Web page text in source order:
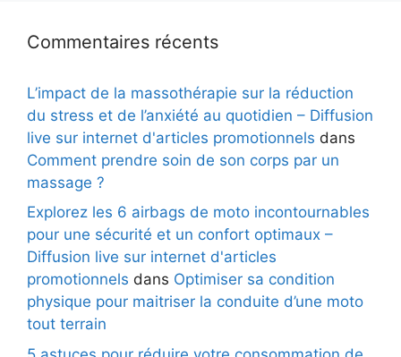
Commentaires récents
L’impact de la massothérapie sur la réduction
du stress et de l’anxiété au quotidien – Diffusion
live sur internet d'articles promotionnels dans
Comment prendre soin de son corps par un
massage ?
Explorez les 6 airbags de moto incontournables
pour une sécurité et un confort optimaux –
Diffusion live sur internet d'articles
promotionnels dans Optimiser sa condition
physique pour maitriser la conduite d’une moto
tout terrain